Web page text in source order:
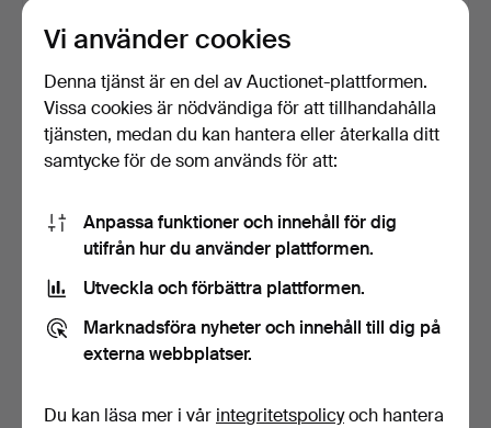
VÄGGPENDYL,
gustavianskt
Stockholmsarbete,…
4 dagar
VÄGGUR, Så kallat Lejaur,
4 dagar
Vi använder cookies
Denna tjänst är en del av Auctionet-plattformen.
Vissa cookies är nödvändiga för att tillhandahålla
tjänsten, medan du kan hantera eller återkalla ditt
samtycke för de som används för att:
Anpassa funktioner och innehåll för dig
utifrån hur du använder plattformen.
Utveckla och förbättra plattformen.
Marknadsföra nyheter och innehåll till dig på
externa webbplatser.
Du kan läsa mer i vår integritetspolicyoch hantera